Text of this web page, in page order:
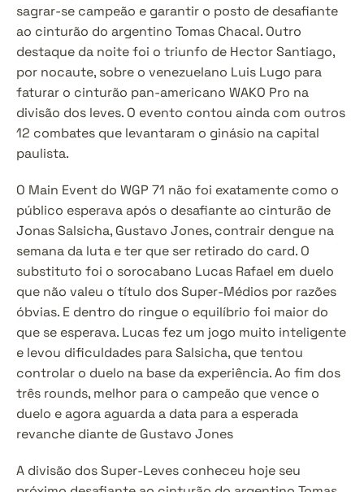
sagrar-se campeão e garantir o posto de desafiante
ao cinturão do argentino Tomas Chacal. Outro
destaque da noite foi o triunfo de Hector Santiago,
por nocaute, sobre o venezuelano Luis Lugo para
faturar o cinturão pan-americano WAKO Pro na
divisão dos leves. O evento contou ainda com outros
12 combates que levantaram o ginásio na capital
paulista.
O Main Event do WGP 71 não foi exatamente como o
público esperava após o desafiante ao cinturão de
Jonas Salsicha, Gustavo Jones, contrair dengue na
semana da luta e ter que ser retirado do card. O
substituto foi o sorocabano Lucas Rafael em duelo
que não valeu o título dos Super-Médios por razões
óbvias. E dentro do ringue o equilíbrio foi maior do
que se esperava. Lucas fez um jogo muito inteligente
e levou dificuldades para Salsicha, que tentou
controlar o duelo na base da experiência. Ao fim dos
três rounds, melhor para o campeão que vence o
duelo e agora aguarda a data para a esperada
revanche diante de Gustavo Jones
A divisão dos Super-Leves conheceu hoje seu